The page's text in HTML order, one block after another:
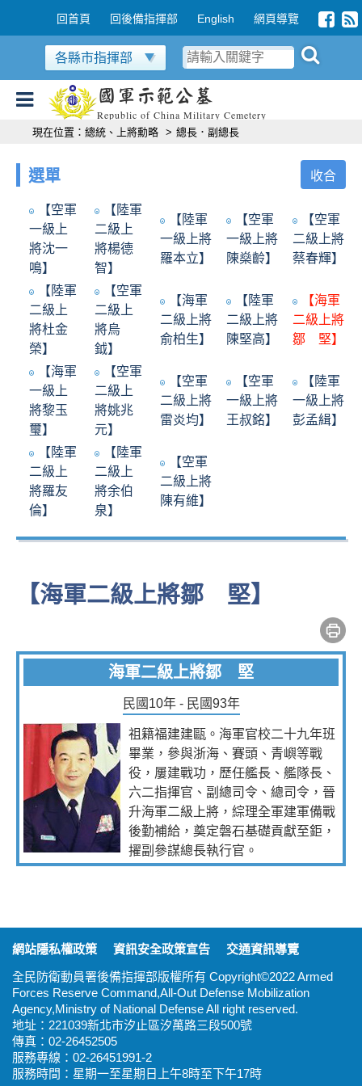
跳到主要內容區塊
回首頁 回後備指揮部 English 網頁導覽
國軍示範公墓
Republic of China Military Cemetery
各縣市指揮部
現在位置： 總統、上將勳略 > 總長．副總長
選單 收合
【空軍
一級上
將沈一
鳴】
【陸軍
二級上
將楊德
智】
【陸軍
一級上將
羅本立】
【空軍
一級上將
陳燊齡】
【空軍
二級上將
蔡春輝】
【陸軍
二級上
將杜金
榮】
【空軍
二級上
將烏
鉞】
【海軍
二級上將
俞柏生】
【陸軍
二級上將
陳堅高】
【海軍
二級上將
鄒 堅】
【海軍
一級上
將黎玉
璽】
【空軍
二級上
將姚兆
元】
【空軍
二級上將
雷炎均】
【空軍
一級上將
王叔銘】
【陸軍
一級上將
彭孟緝】
【陸軍
二級上
將羅友
倫】
【陸軍
二級上
將余伯
泉】
【空軍
二級上將
陳有維】
【海軍二級上將鄒 堅】
海軍二級上將鄒 堅
民國10年 - 民國93年
祖籍福建建甌。海軍官校二十九年班
畢業，參與浙海、賽頭、青嶼等戰
役，屢建戰功，歷任艦長、艦隊長、
六二指揮官、副總司令、總司令，晉
升海軍二級上將，綜理全軍建軍備戰
後勤補給，奠定磐石基礎貢獻至鉅，
擢副參謀總長執行官。
網站隱私權政策
資訊安全政策宣告
交通資訊導覽
全民防衛動員署後備指揮部版權所有 Copyright©2022 Armed
Forces Reserve Command,All-Out Defense Mobilization
Agency,Ministry of National Defense All right reserved.
地址：221039新北市汐止區汐萬路三段500號
傳真：02-26452505
服務專線：02-26451991-2
服務時間：星期一至星期日上午8時至下午17時